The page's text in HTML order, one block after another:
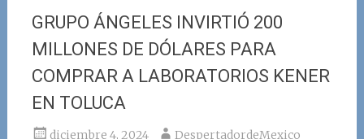
GRUPO ÁNGELES INVIRTIÓ 200
MILLONES DE DÓLARES PARA
COMPRAR A LABORATORIOS KENER
EN TOLUCA
diciembre 4, 2024 DespertadordeMexico